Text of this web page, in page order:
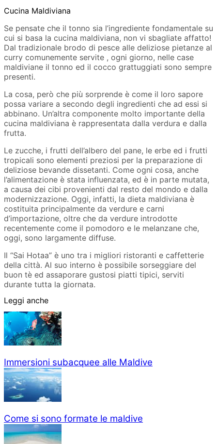
Cucina Maldiviana
Se pensate che il tonno sia l’ingrediente fondamentale su
cui si basa la cucina maldiviana, non vi sbagliate affatto!
Dal tradizionale brodo di pesce alle deliziose pietanze al
curry comunemente servite , ogni giorno, nelle case
maldiviane il tonno ed il cocco grattuggiati sono sempre
presenti.
La cosa, però che più sorprende è come il loro sapore
possa variare a secondo degli ingredienti che ad essi si
abbinano. Un’altra componente molto importante della
cucina maldiviana è rappresentata dalla verdura e dalla
frutta.
Le zucche, i frutti dell’albero del pane, le erbe ed i frutti
tropicali sono elementi preziosi per la preparazione di
deliziose bevande dissetanti. Come ogni cosa, anche
l’alimentazione è stata influenzata, ed è in parte mutata,
a causa dei cibi provenienti dal resto del mondo e dalla
modernizzazione. Oggi, infatti, la dieta maldiviana è
costituita principalmente da verdure e carni
d’importazione, oltre che da verdure introdotte
recentemente come il pomodoro e le melanzane che,
oggi, sono largamente diffuse.
Il “Sai Hotaa” è uno tra i migliori ristoranti e caffetterie
della città. Al suo interno è possibile sorseggiare del
buon tè ed assaporare gustosi piatti tipici, serviti
durante tutta la giornata.
Leggi anche
Immersioni subacquee alle Maldive
Come si sono formate le maldive